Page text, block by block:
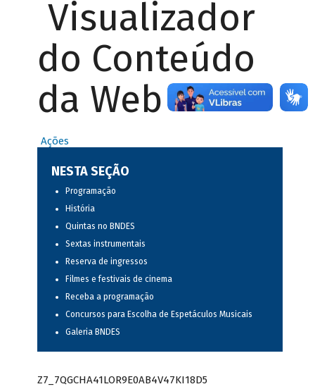
Visualizador
do Conteúdo
da Web
Ações
NESTA SEÇÃO
Programação
História
Quintas no BNDES
Sextas instrumentais
Reserva de ingressos
Filmes e festivais de cinema
Receba a programação
Concursos para Escolha de Espetáculos Musicais
Galeria BNDES
Z7_7QGCHA41LOR9E0AB4V47KI18D5